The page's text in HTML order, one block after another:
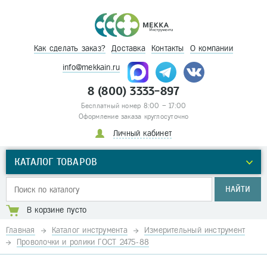
Как сделать заказ? Доставка Контакты О компании
info@mekkain.ru
8 (800) 3333-897
Бесплатный номер 8:00 – 17:00
Оформление заказа круглосуточно
Личный кабинет
КАТАЛОГ ТОВАРОВ
НАЙТИ
В корзине пусто
Главная Каталог инструмента
Измерительный инструмент
Проволочки и ролики ГОСТ 2475-88